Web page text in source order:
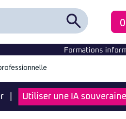
Rechercher
une
formation
Formations
Utiliser une IA